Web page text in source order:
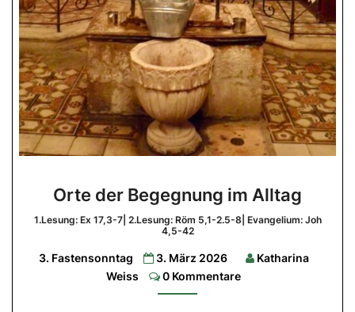
der
Begegnung
Alltag
Orte der Begegnung im Alltag
1.Lesung: Ex 17,3-7| 2.Lesung: Röm 5,1-2.5-8| Evangelium: Joh
4,5-42
3. Fastensonntag 3. März 2026
Katharina
Weiss
Comments
0 Kommentare